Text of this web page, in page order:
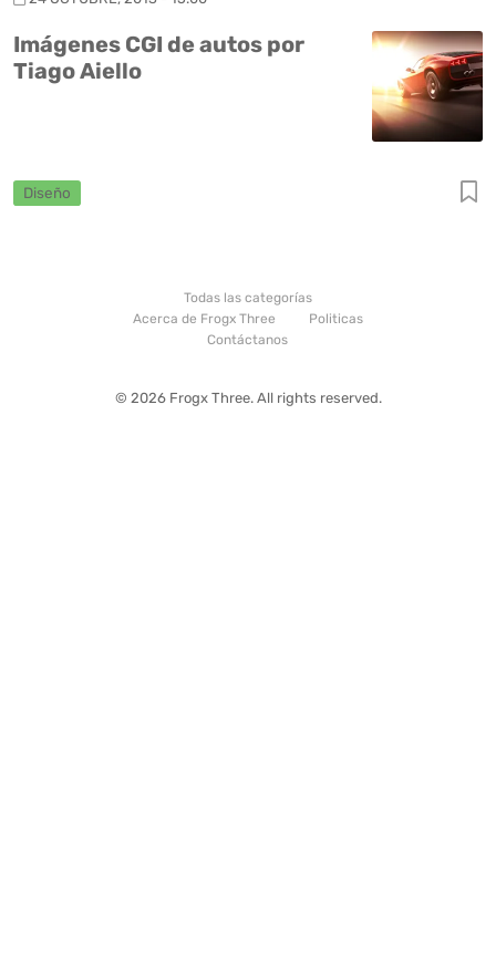
Imágenes CGI de autos por
Tiago Aiello
Diseño
Todas las categorías
Acerca de Frogx Three
Politicas
Contáctanos
© 2026 Frogx Three. All rights reserved.